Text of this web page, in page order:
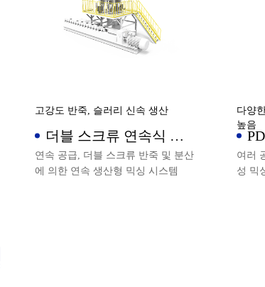
고강도 반죽, 슬러리 신속 생산
더블 스크류 연속식 슬
러리 믹싱 시스템
연속 공급, 더블 스크류 반죽 및 분산
에 의한 연속 생산형 믹싱 시스템
다양
높음
여러
성 믹